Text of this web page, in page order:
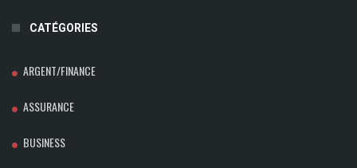
CATÉGORIES
ARGENT/FINANCE
ASSURANCE
BUSINESS